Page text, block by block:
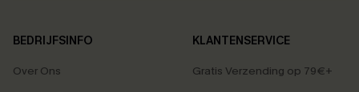
BEDRIJFSINFO
Over Ons
KLANTENSERVICE
Gratis Verzending op 79€+